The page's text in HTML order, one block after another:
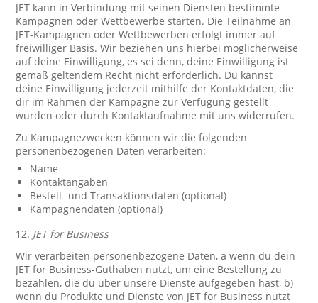
JET kann in Verbindung mit seinen Diensten bestimmte
Kampagnen oder Wettbewerbe starten. Die Teilnahme an
JET-Kampagnen oder Wettbewerben erfolgt immer auf
freiwilliger Basis. Wir beziehen uns hierbei möglicherweise
auf deine Einwilligung, es sei denn, deine Einwilligung ist
gemäß geltendem Recht nicht erforderlich. Du kannst
deine Einwilligung jederzeit mithilfe der Kontaktdaten, die
dir im Rahmen der Kampagne zur Verfügung gestellt
wurden oder durch Kontaktaufnahme mit uns widerrufen.
Zu Kampagnezwecken können wir die folgenden
personenbezogenen Daten verarbeiten:
Name
Kontaktangaben
Bestell- und Transaktionsdaten (optional)
Kampagnendaten (optional)
12. JET for Business
Wir verarbeiten personenbezogene Daten, a wenn du dein
JET for Business-Guthaben nutzt, um eine Bestellung zu
bezahlen, die du über unsere Dienste aufgegeben hast, b)
wenn du Produkte und Dienste von JET for Business nutzt